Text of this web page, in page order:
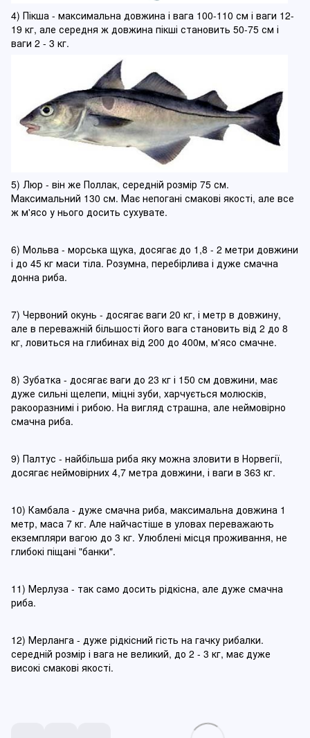
4) Пікша - максимальна довжина і вага 100-110 см і ваги 12-
19 кг, але середня ж довжина пікші становить 50-75 см і
ваги 2 - 3 кг.
5) Люр - він же Поллак, середній розмір 75 см.
Максимальний 130 см. Має непогані смакові якості, але все
ж м'ясо у нього досить сухувате.
6) Мольва - морська щука, досягає до 1,8 - 2 метри довжини
і до 45 кг маси тіла. Розумна, перебірлива і дуже смачна
донна риба.
7) Червоний окунь - досягає ваги 20 кг, і метр в довжину,
але в переважній більшості його вага становить від 2 до 8
кг, ловиться на глибинах від 200 до 400м, м'ясо смачне.
8) Зубатка - досягає ваги до 23 кг і 150 см довжини, має
дуже сильні щелепи, міцні зуби, харчується молюсків,
ракооразнимі і рибою. На вигляд страшна, але неймовірно
смачна риба.
9) Палтус - найбільша риба яку можна зловити в Норвегії,
досягає неймовірних 4,7 метра довжини, і ваги в 363 кг.
10) Камбала - дуже смачна риба, максимальна довжина 1
метр, маса 7 кг. Але найчастіше в уловах переважають
екземпляри вагою до 3 кг. Улюблені місця проживання, не
глибокі піщані "банки".
11) Мерлуза - так само досить рідкісна, але дуже смачна
риба.
12) Мерланга - дуже рідкісний гість на гачку рибалки.
середній розмір і вага не великий, до 2 - 3 кг, має дуже
високі смакові якості.